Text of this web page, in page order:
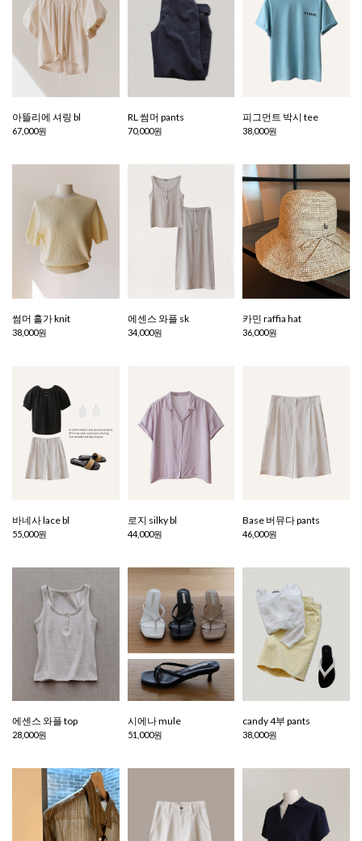
아뜰리에 셔링 bl
67,000원
RL 썸머 pants
70,000원
피그먼트 박시 tee
38,000원
썸머 홀가 knit
38,000원
에센스 와플 sk
34,000원
카민 raffia hat
36,000원
바네사 lace bl
55,000원
로지 silky bl
44,000원
Base 버뮤다 pants
46,000원
에센스 와플 top
28,000원
시에나 mule
51,000원
candy 4부 pants
38,000원